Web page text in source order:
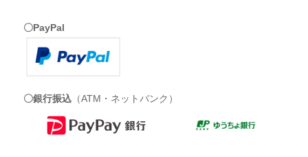
〇PayPal
〇銀行振込 （ATM・ネットバンク）